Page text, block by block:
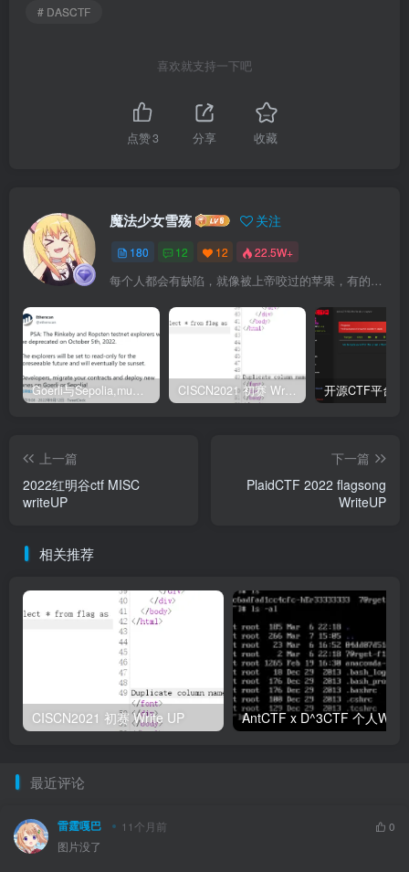
# DASCTF
喜欢就支持一下吧
点赞3 分享 收藏
魔法少女雪殇 关注
180 12 12 22.5W+
每个人都会有缺陷，就像被上帝咬过的苹果，有的人缺陷比较大，正是因为上帝特别喜欢他的芬芳
Goerli与Sepolia,mumbai测试币领取 CISCN2021 初赛 Write UP
上一篇
2022红明谷ctf MISC
writeUP
下一篇
PlaidCTF 2022 flagsong
WriteUP
相关推荐
CISCN2021 初赛 Write UP
最近评论
雷霆嘎巴 11个月前
0
图片没了